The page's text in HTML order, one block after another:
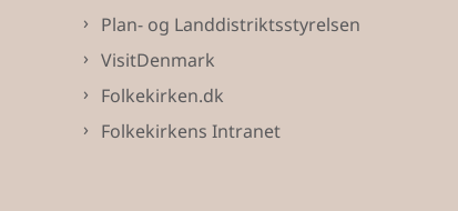
Plan- og Landdistriktsstyrelsen
VisitDenmark
Folkekirken.dk
Folkekirkens Intranet